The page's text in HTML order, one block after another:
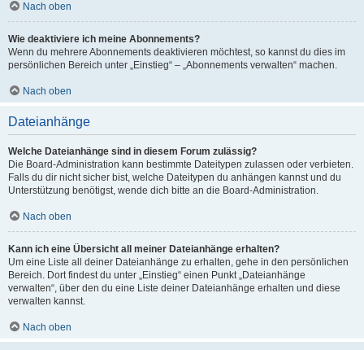
Nach oben
Wie deaktiviere ich meine Abonnements?
Wenn du mehrere Abonnements deaktivieren möchtest, so kannst du dies im
persönlichen Bereich unter „Einstieg“ – „Abonnements verwalten“ machen.
Nach oben
Dateianhänge
Welche Dateianhänge sind in diesem Forum zulässig?
Die Board-Administration kann bestimmte Dateitypen zulassen oder verbieten.
Falls du dir nicht sicher bist, welche Dateitypen du anhängen kannst und du
Unterstützung benötigst, wende dich bitte an die Board-Administration.
Nach oben
Kann ich eine Übersicht all meiner Dateianhänge erhalten?
Um eine Liste all deiner Dateianhänge zu erhalten, gehe in den persönlichen
Bereich. Dort findest du unter „Einstieg“ einen Punkt „Dateianhänge
verwalten“, über den du eine Liste deiner Dateianhänge erhalten und diese
verwalten kannst.
Nach oben